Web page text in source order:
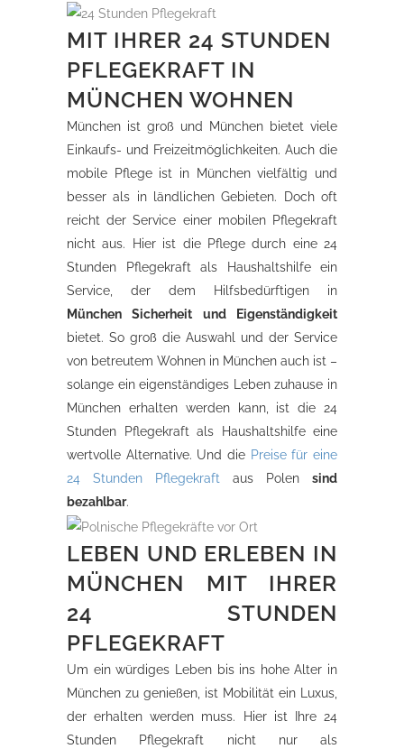
MIT IHRER 24 STUNDEN
PFLEGEKRAFT IN
MÜNCHEN WOHNEN
München ist groß und München bietet viele
Einkaufs- und Freizeitmöglichkeiten. Auch die
mobile Pflege ist in München vielfältig und
besser als in ländlichen Gebieten. Doch oft
reicht der Service einer mobilen Pflegekraft
nicht aus. Hier ist die Pflege durch eine 24
Stunden Pflegekraft als Haushaltshilfe ein
Service, der dem Hilfsbedürftigen in
München Sicherheit und Eigenständigkeit
bietet. So groß die Auswahl und der Service
von betreutem Wohnen in München auch ist –
solange ein eigenständiges Leben zuhause in
München erhalten werden kann, ist die 24
Stunden Pflegekraft als Haushaltshilfe eine
wertvolle Alternative. Und die Preise für eine
24 Stunden Pflegekraft aus Polen sind
bezahlbar.
LEBEN UND ERLEBEN IN
MÜNCHEN MIT IHRER
24 STUNDEN
PFLEGEKRAFT
Um ein würdiges Leben bis ins hohe Alter in
München zu genießen, ist Mobilität ein Luxus,
der erhalten werden muss. Hier ist Ihre 24
Stunden Pflegekraft nicht nur als